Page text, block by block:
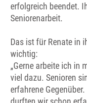
erfolgreich beendet.
Seniorenarbeit.
Das ist für Renate in
wichtig:
„Gerne arbeite ich in
viel dazu. Senioren
erfahrene